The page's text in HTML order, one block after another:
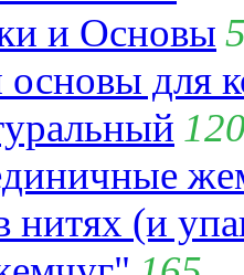
и Основы
для
нитях (и